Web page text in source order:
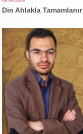
Din Ahlakla Tamamlanır